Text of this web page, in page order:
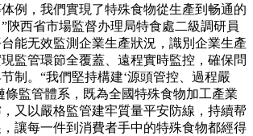
例，我們實現了特殊食物從生產到畅通的
陝西省市場監督办理局特食處二級調研員
能无效監測企業生產狀況，識別企業生產
監管環節全覆蓋、遠程實時監控，確保問
制。“我們堅持構建‘源頭管控、過程嚴
條監管體系，既為全國特殊食物加工產業
又以嚴格監管建牢質量平安防線，持續帮
讓每一件到消費者手中的特殊食物都經得